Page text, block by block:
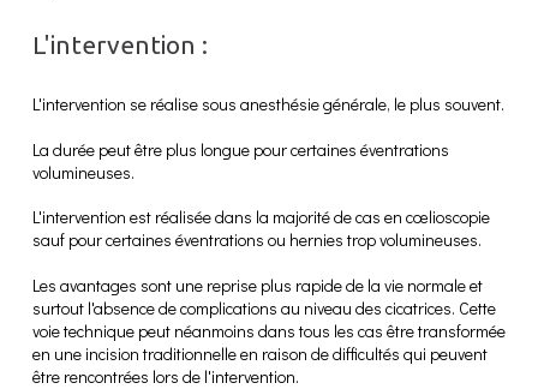
L'intervention :
L'intervention se réalise sous anesthésie générale, le plus souvent.
La durée peut être plus longue pour certaines éventrations
volumineuses.
L'intervention est réalisée dans la majorité de cas en cœlioscopie
sauf pour certaines éventrations ou hernies trop volumineuses.
Les avantages sont une reprise plus rapide de la vie normale et
surtout l'absence de complications au niveau des cicatrices. Cette
voie technique peut néanmoins dans tous les cas être transformée
en une incision traditionnelle en raison de difficultés qui peuvent
être rencontrées lors de l'intervention.